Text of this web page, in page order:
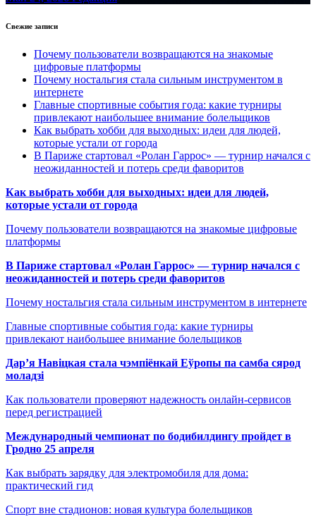
Свежие записи
Почему пользователи возвращаются на знакомые
цифровые платформы
Почему ностальгия стала сильным инструментом в
интернете
Главные спортивные события года: какие турниры
привлекают наибольшее внимание болельщиков
Как выбрать хобби для выходных: идеи для людей,
которые устали от города
В Париже стартовал «Ролан Гаррос» — турнир начался с
неожиданностей и потерь среди фаворитов
Как выбрать хобби для выходных: идеи для людей,
которые устали от города
Почему пользователи возвращаются на знакомые цифровые
платформы
В Париже стартовал «Ролан Гаррос» — турнир начался с
неожиданностей и потерь среди фаворитов
Почему ностальгия стала сильным инструментом в интернете
Главные спортивные события года: какие турниры
привлекают наибольшее внимание болельщиков
Дар’я Навіцкая стала чэмпіёнкай Еўропы па самба сярод
моладзі
Как пользователи проверяют надежность онлайн-сервисов
перед регистрацией
Международный чемпионат по бодибилдингу пройдет в
Гродно 25 апреля
Как выбрать зарядку для электромобиля для дома:
практический гид
Спорт вне стадионов: новая культура болельщиков